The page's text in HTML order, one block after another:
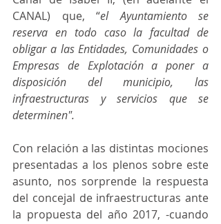
CANAL) que, “el Ayuntamiento se
reserva en todo caso la facultad de
obligar a las Entidades, Comunidades o
Empresas de Explotación a poner a
disposición del municipio, las
infraestructuras y servicios que se
determinen".
Con relación a las distintas mociones
presentadas a los plenos sobre este
asunto, nos sorprende la respuesta
del concejal de infraestructuras ante
la propuesta del año 2017, -cuando